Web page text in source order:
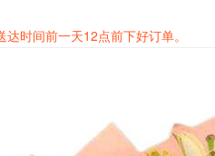
时间前一天12点前下好订单。